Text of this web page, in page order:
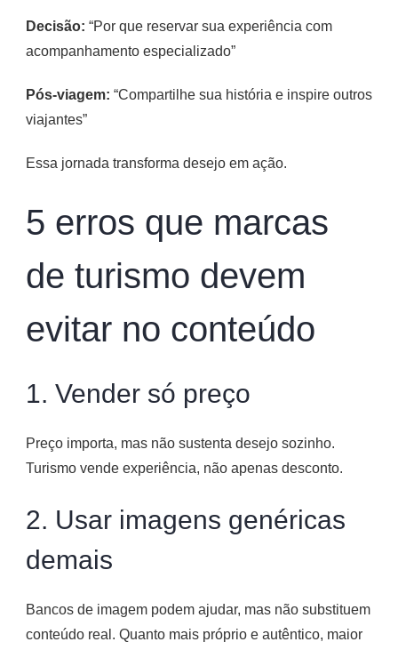
Decisão: “Por que reservar sua experiência com
acompanhamento especializado”
Pós-viagem: “Compartilhe sua história e inspire outros
viajantes”
Essa jornada transforma desejo em ação.
5 erros que marcas
de turismo devem
evitar no conteúdo
1. Vender só preço
Preço importa, mas não sustenta desejo sozinho.
Turismo vende experiência, não apenas desconto.
2. Usar imagens genéricas
demais
Bancos de imagem podem ajudar, mas não substituem
conteúdo real. Quanto mais próprio e autêntico, maior